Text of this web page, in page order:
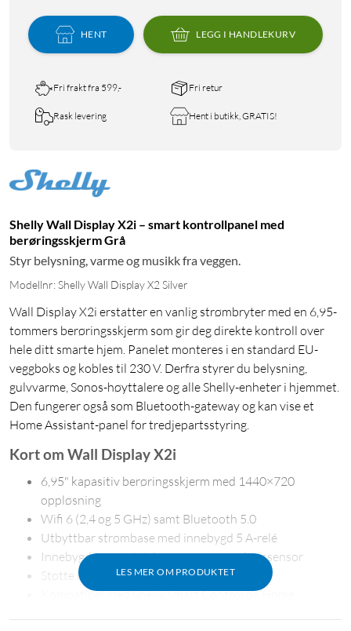
HENT LEGG I HANDLEKURV
Fri frakt fra 599,- Fri retur
Rask levering Hent i butikk, GRATIS!
Shelly Wall Display X2i – smart kontrollpanel med
berøringsskjerm Grå
Styr belysning, varme og musikk fra veggen.
Modellnr: Shelly Wall Display X2 Silver
Wall Display X2i erstatter en vanlig strømbryter med en 6,95-
tommers berøringsskjerm som gir deg direkte kontroll over
hele ditt smarte hjem. Panelet monteres i en standard EU-
veggboks og kobles til 230 V. Derfra styrer du belysning,
gulvvarme, Sonos-høyttalere og alle Shelly-enheter i hjemmet.
Den fungerer også som Bluetooth-gateway og kan vise et
Home Assistant-panel for tredjepartsstyring.
LES MER OM PRODUKTET
Kort om Wall Display X2i
6,95" kapasitiv berøringsskjerm med 1440×720
oppløsning
Wifi 6 (2,4 og 5 GHz) samt Bluetooth 5.0
Utbyttbar strømbase med innebygd 5 A-relé
Innebygd termostat, lyssensor og nærhetssensor
Støtte for Sonos og Bluetooth-lyd
Kompatibel med Shelly Smart Control og Home